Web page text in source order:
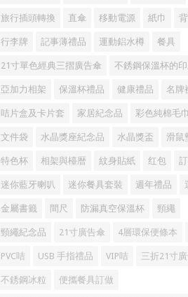
旅行插頭轉換 直傘 移動電源 紙巾
行李牌 記事薄禮品 運動鋁水樽 餐具
21寸單色經典三摺廣告傘 不銹鋼保溫杯的印
亞加力相架 保溫杯禮品 健康禮品 名牌
咭片盒及卡片套 家居紀念品 彩色純棉毛巾
文件袋 水晶獎座紀念品 水晶獎盃 滑鼠
特色杯 相架與檯暦 紋身貼紙 红包
迷你藍牙喇叭 迷你餐具套裝 週年禮品
金屬書籤 間尺 防漏真空保溫杯 頸繩
頸繩紀念品 21寸廣告傘 4層環保便條本
PVC咭 USB 手指禮品 VIP咭 三折21寸
不銹鋼冰粒 便攜餐具訂做